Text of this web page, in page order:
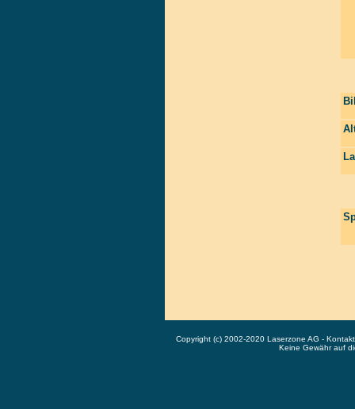
Copyright (c) 2002-2020 Laserzone AG -
Keine Gewähr auf